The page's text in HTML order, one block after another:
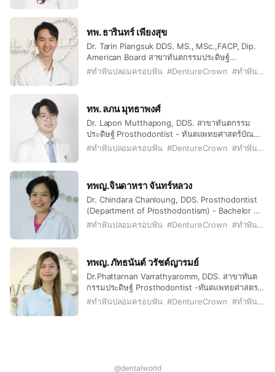
of Sydney, Australia - Diplomate of Thai Board
in Prosthodontics
แพทยศาสตร์บัณฑิต สาขาทันตกรรมประดิษฐ์ มหาวิ
ทยาลัยอลาบาม่า สหรัฐอเมริกา - Doctor of Dental
Surgery (DDS.) - Higher Graduate Diploma in
Clinical Science(Prosthodontics) - Certificate in
Dentistry, USA - Master of Science in
Prosthodontics, the University of Alabama at
Birmingham School of Dentistry, USA
ทพ. ธารินทร์ เพียงสุข
Dr. Tarin Piangsuk DDS. MS., MSc.,FACP, Dip.
American Board สาขาทันตกรรมประดิษฐ์
Prosthodontist - ทันตแพทยศาสตร์บัณฑิต
ว่า สหรัฐอเมริกา) - อนุมัติบัตรสาขาทันตกรรม
ประดิษฐ์ ประเทศสหรัฐอเมริกา - Doctor of Dental
Surgery (DDS.) First Class Honor, Faculty of
Dentistry, Chiangmai Univerisity -Master of
Prosthodontics from University of Iowa, USA -
Master of Oral Sciences in Prosthodontics
from University of Iowa, USA - Diplomate of
The American Board of Prosthodontics
#ทำฟันปลอมครอบฟัน #DentureCrown #ทำฟันเชียงใหม่
ทพ. ลภน มุทธาพงศ์
Dr. Lapon Mutthapong, DDS. สาขาทันตกรรม
ประดิษฐ์ Prosthodontist - ทันตแพทยศาสตร์บัณฑิต
(เกียรตินิยมอันดับ 1) คณะทันตแพทย์ศาสตร์
ทันตแพทย์ประจำบ้าน สาขาทันตกรรมประดิษฐ์ คณะ
ทันตแพทยศาสตร์ มหาวิทยาลัยเชียงใหม่ - Doctor
of Dental Surgery (DDS.) First Class Honor,
Faculty of Dentistry, Chiangmai Univerisity -
Higher Graduate Diploma Program in
Prosthodontic, Chiangmai University -
Residency Training Program in Prosthodontic,
Chiangmai University
#ทำฟันปลอมครอบฟัน #DentureCrown #ทำฟันเชียงใหม่
ทพญ.จินดาหรา จันทร์หลวง
Dr. Chindara Chanloung, DDS. Prosthodontist
(Department of Prosthodontism) - Bachelor of
Dental Surgery - Certificate of Residency in
Thailand. - Doctor of Dental Surgery (DDS.) -
Certificate In Prosthodontics. - Diplomate Thai
Board of Prosthodontics.
#ทำฟันปลอมครอบฟัน #DentureCrown #ทำฟันเชียงใหม่
ทพญ. ภัทธนันต์ วรัชต์ญารมย์
Dr.Phattarnan Varrathyaromm, DDS. สาขาทันต
กรรมประดิษฐ์ Prosthodontist -ทันตแพทยศาสตร
บัณฑิต หลักสูตรนานาชาติ มหาวิทยาลัยมหิดล
#ทำฟันปลอมครอบฟัน #DentureCrown #ทำฟันเชียงใหม่
@dentalworld